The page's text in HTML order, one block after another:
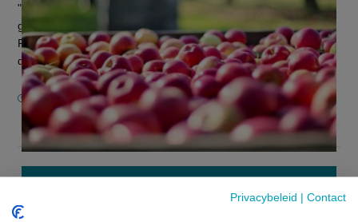
Privacybeleid | Contact
"85 procent van appels bevat een cocktail van
gewasbeschermingsmiddelen". Dat besluit een studie van
Pesticide Action Network (PAN) Europe. De boodschap van
deze ngo werd vrijdagochtend duch...
30 JANUARI 2026